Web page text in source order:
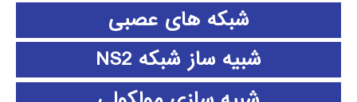
شبکه های عصبی
شبیه ساز شبکه NS2